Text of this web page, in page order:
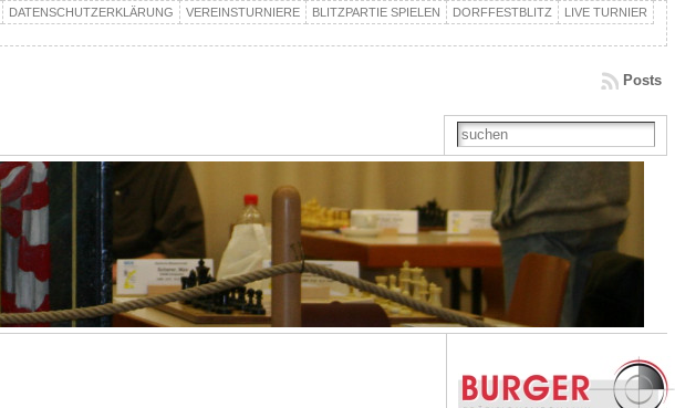
DATENSCHUTZERKLÄRUNG VEREINSTURNIERE BLITZPARTIE SPIELEN DORFFESTBLITZ
LIVE TURNIER
Posts